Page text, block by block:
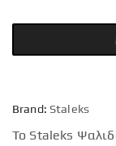
Brand: Staleks
Το Staleks